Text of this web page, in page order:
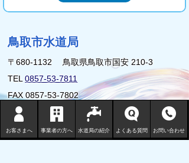
お客さまへ 事業者の方へ 水道局の紹介 よくある質問 お問い合わせ
鳥取市水道局
〒680-1132 鳥取県鳥取市国安 210-3
TEL0857-53-7811
FAX 0857-53-7802
地図 （水道局庁舎等一覧）